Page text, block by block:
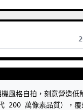
風格自拍，刻意營造低
200 萬像素品質），覆